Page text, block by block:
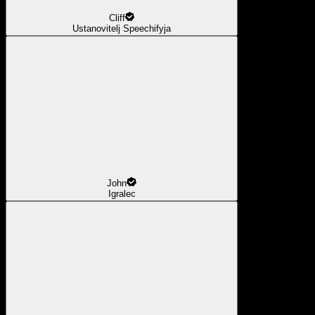
Cliff
Ustanovitelj Speechifyja
John
Igralec